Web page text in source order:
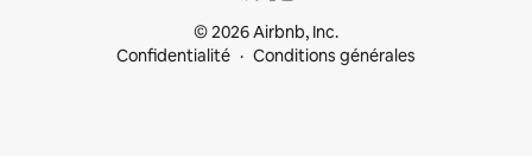
© 2026 Airbnb, Inc.
Confidentialité
Conditions générales